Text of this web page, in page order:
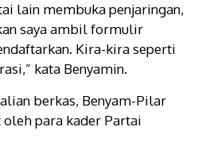
lain membuka penjaringan,
saya ambil formulir
Kira-kira seperti
kata Benyamin.
berkas, Benyam-Pilar
para kader Partai